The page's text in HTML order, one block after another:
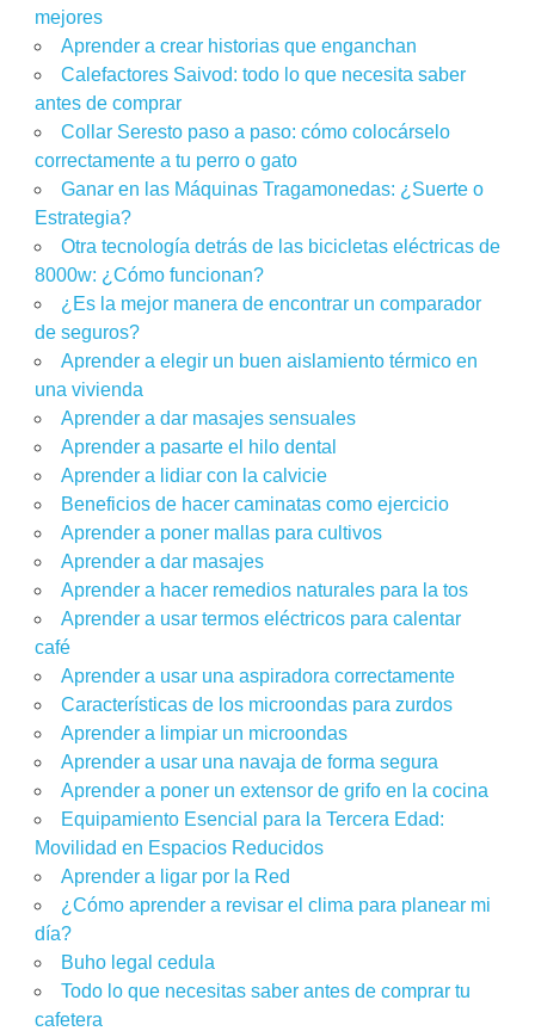
mejores
Aprender a crear historias que enganchan
Calefactores Saivod: todo lo que necesita saber
antes de comprar
Collar Seresto paso a paso: cómo colocárselo
correctamente a tu perro o gato
Ganar en las Máquinas Tragamonedas: ¿Suerte o
Estrategia?
Otra tecnología detrás de las bicicletas eléctricas de
8000w: ¿Cómo funcionan?
¿Es la mejor manera de encontrar un comparador
de seguros?
Aprender a elegir un buen aislamiento térmico en
una vivienda
Aprender a dar masajes sensuales
Aprender a pasarte el hilo dental
Aprender a lidiar con la calvicie
Beneficios de hacer caminatas como ejercicio
Aprender a poner mallas para cultivos
Aprender a dar masajes
Aprender a hacer remedios naturales para la tos
Aprender a usar termos eléctricos para calentar
café
Aprender a usar una aspiradora correctamente
Características de los microondas para zurdos
Aprender a limpiar un microondas
Aprender a usar una navaja de forma segura
Aprender a poner un extensor de grifo en la cocina
Equipamiento Esencial para la Tercera Edad:
Movilidad en Espacios Reducidos
Aprender a ligar por la Red
¿Cómo aprender a revisar el clima para planear mi
día?
Buho legal cedula
Todo lo que necesitas saber antes de comprar tu
cafetera